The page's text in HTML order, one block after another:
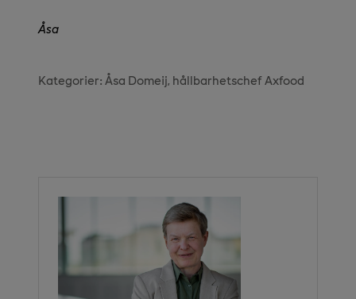
Åsa
Kategorier: Åsa Domeij, hållbarhetschef Axfood